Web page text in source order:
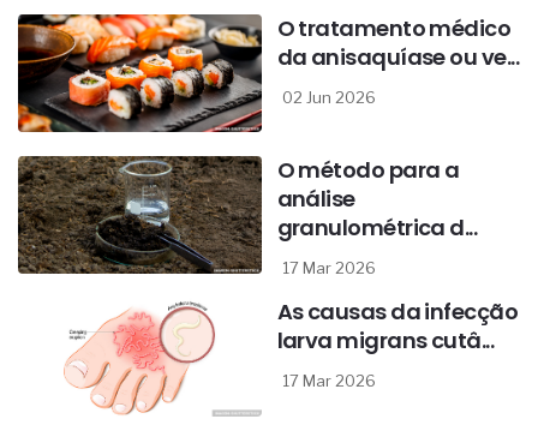
O tratamento médico
da anisaquíase ou ve...
02 Jun 2026
O método para a
análise
granulométrica d...
17 Mar 2026
As causas da infecção
larva migrans cutâ...
17 Mar 2026